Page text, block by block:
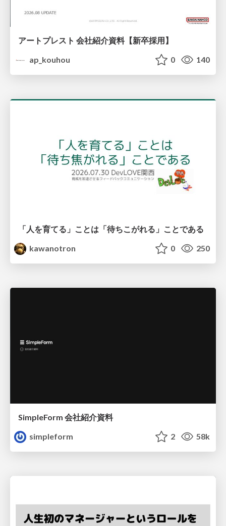
アートプレスト 会社紹介資料【新卒採用】
ap_kouhou
0 140
「人を育てる」ことは「待ちこがれる」ことである
kawanotron
0 250
SimpleForm 会社紹介資料
simpleform
2 58k